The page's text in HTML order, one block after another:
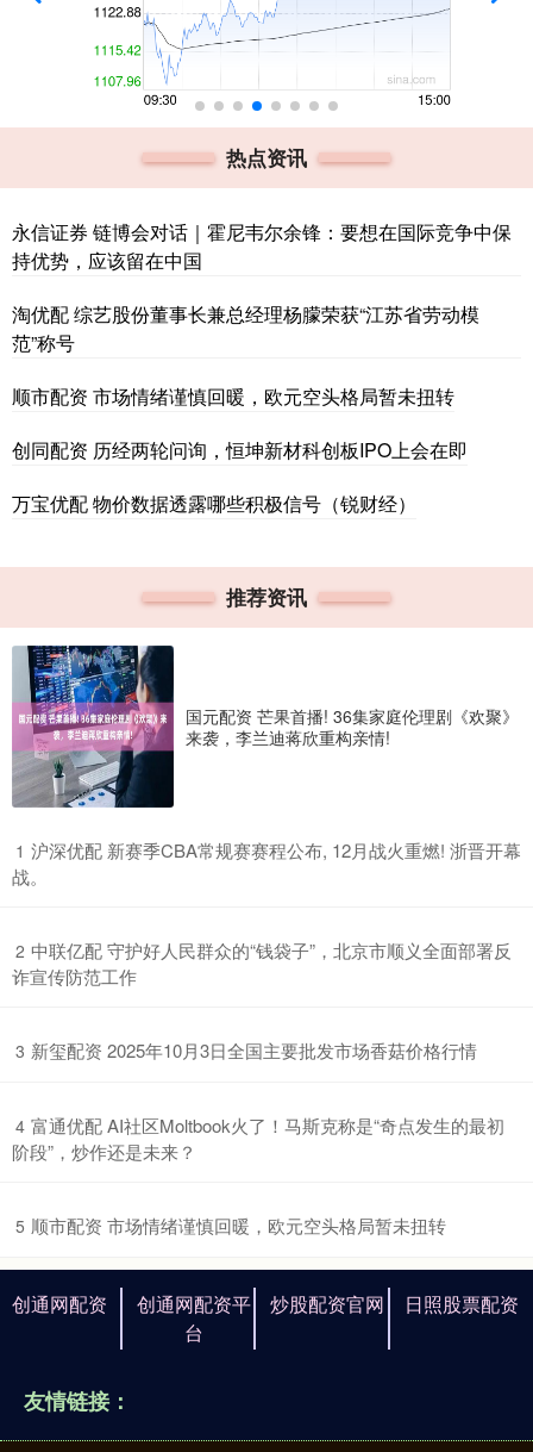
热点资讯
永信证券 链博会对话｜霍尼韦尔余锋：要想在国际竞争中保
持优势，应该留在中国
淘优配 综艺股份董事长兼总经理杨朦荣获“江苏省劳动模
范”称号
顺市配资 市场情绪谨慎回暖，欧元空头格局暂未扭转
创同配资 历经两轮问询，恒坤新材科创板IPO上会在即
万宝优配 物价数据透露哪些积极信号（锐财经）
推荐资讯
国元配资 芒果首播! 36集家庭伦理剧《欢聚》
来袭，李兰迪蒋欣重构亲情!
1 ​沪深优配 新赛季CBA常规赛赛程公布, 12月战火重燃! 浙晋开幕
战。
2 ​中联亿配 守护好人民群众的“钱袋子”，北京市顺义全面部署反
诈宣传防范工作
3 ​新玺配资 2025年10月3日全国主要批发市场香菇价格行情
4 ​富通优配 AI社区Moltbook火了！马斯克称是“奇点发生的最初
阶段”，炒作还是未来？
5 ​顺市配资 市场情绪谨慎回暖，欧元空头格局暂未扭转
创通网配资
创通网配资平
台
炒股配资官网 日照股票配资
友情链接：